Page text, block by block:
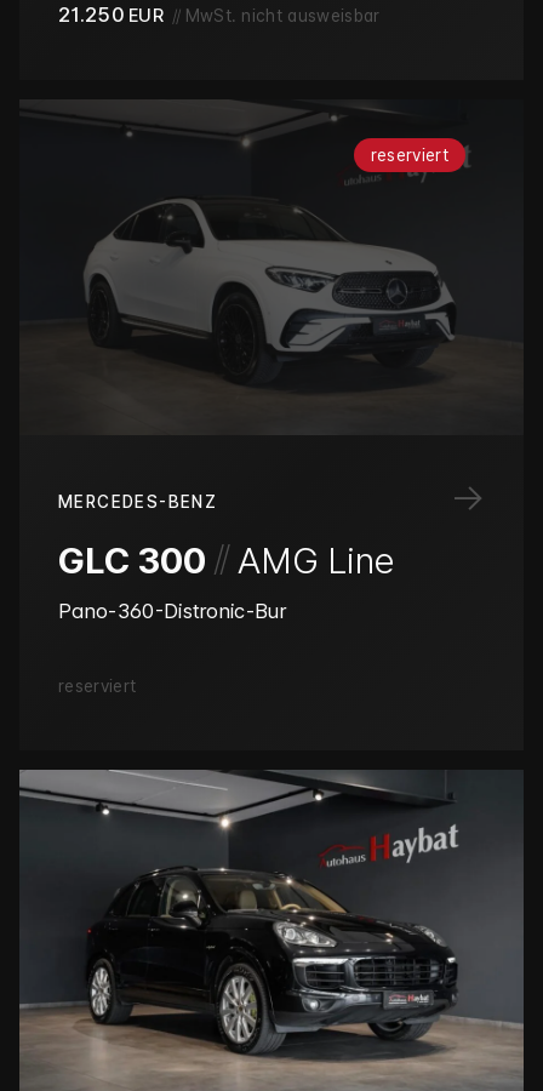
21.250 EUR // MwSt. nicht ausweisbar
reserviert
→
MERCEDES-BENZ
GLC 300 // AMG Line
Pano-360-Distronic-Bur
reserviert